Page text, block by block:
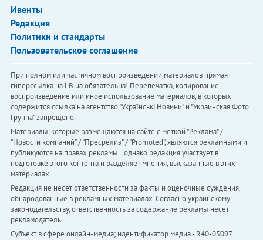
Ивенты
Редакция
Политики и стандарты
Пользовательское соглашение
При полном или частичном воспроизведении материалов прямая
гиперссылка на LB.ua обязательна! Перепечатка, копирование,
воспроизведение или иное использование материалов, в которых
содержится ссылка на агентство "Українськi Новини" и "Украинская Фото
Группа" запрещено.
Материалы, которые размещаются на сайте с меткой "Реклама" /
"Новости компаний" / "Пресрелиз" / "Promoted", являются рекламными и
публикуются на правах рекламы. , однако редакция участвует в
подготовке этого контента и разделяет мнения, высказанные в этих
материалах.
Редакция не несет ответственности за факты и оценочные суждения,
обнародованные в рекламных материалах. Согласно украинскому
законодательству, ответственность за содержание рекламы несет
рекламодатель.
Субъект в сфере онлайн-медиа; идентификатор медиа - R40-05097